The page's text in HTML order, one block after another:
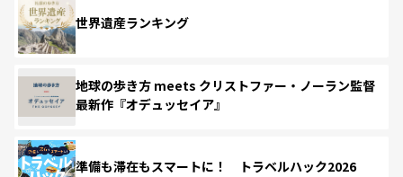
世界遺産ランキング
地球の歩き方 meets クリストファー・ノーラン監督
最新作『オデュッセイア』
準備も滞在もスマートに！ トラベルハック2026